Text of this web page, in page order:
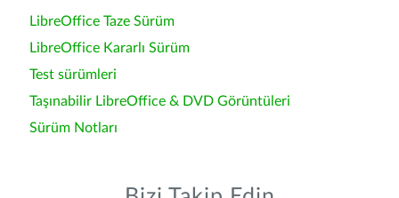
LibreOffice Taze Sürüm
LibreOffice Kararlı Sürüm
Test sürümleri
Taşınabilir LibreOffice & DVD Görüntüleri
Sürüm Notları